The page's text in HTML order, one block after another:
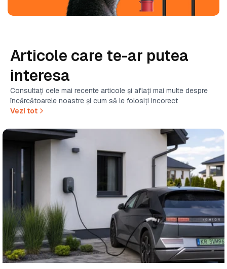
Articole care te-ar putea
interesa
Consultați cele mai recente articole și aflați mai multe despre
încărcătoarele noastre și cum să le folosiți incorect
Vezi tot